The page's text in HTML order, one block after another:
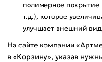
полимерное покрытие
т.д.), которое
улучшает внешний
На сайте компании
в «Корзину», указав